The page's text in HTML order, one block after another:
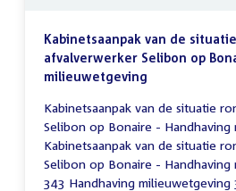
Kabinetsaanpak van de
afvalverwerker Selibon op
milieuwetgeving
Kabinetsaanpak van de situatie
Selibon op Bonaire - Handhaving
Kabinetsaanpak van de situatie
Selibon op Bonaire - Handhaving
343 Handhaving milieuwetgeving